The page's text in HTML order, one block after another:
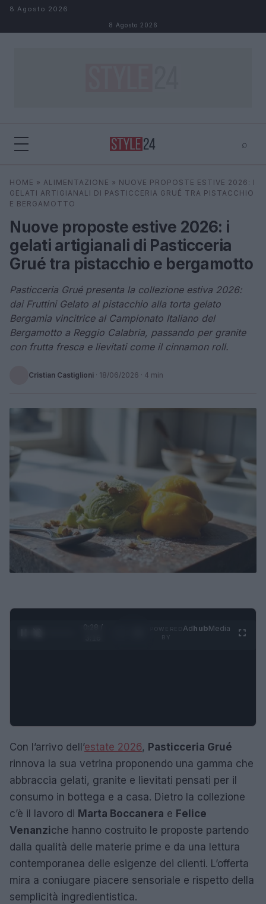
Salta al contenuto
8 Agosto 2026
8 Agosto 2026
⌕
Cerca ⌕ ×
HOME » ALIMENTAZIONE » NUOVE PROPOSTE ESTIVE 2026: I
GELATI ARTIGIANALI DI PASTICCERIA GRUÉ TRA PISTACCHIO
E BERGAMOTTO
Nuove proposte estive 2026: i
gelati artigianali di Pasticceria
Grué tra pistacchio e bergamotto
Pasticceria Grué presenta la collezione estiva 2026:
dai Fruttini Gelato al pistacchio alla torta gelato
Bergamia vincitrice al Campionato Italiano del
Bergamotto a Reggio Calabria, passando per granite
con frutta fresca e lievitati come il cinnamon roll.
Cristian Castiglioni · 18/06/2026 · 4 min
0:29 /
AdhubMedia
Con l’arrivo dell’estate 2026, Pasticceria Grué
rinnova la sua vetrina proponendo una gamma che
abbraccia gelati, granite e lievitati pensati per il
consumo in bottega e a casa. Dietro la collezione
c’è il lavoro di Marta Boccanera e Felice
Venanziche hanno costruito le proposte partendo
dalla qualità delle materie prime e da una lettura
contemporanea delle esigenze dei clienti. L’offerta
mira a coniugare piacere sensoriale e rispetto della
semplicità ingredientistica.